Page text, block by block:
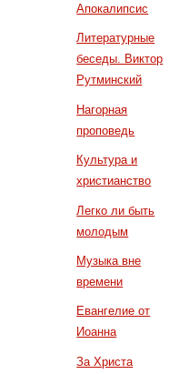
Апокалипсис
Литературные
беседы. Виктор
Рутминский
Нагорная
проповедь
Культура и
христианство
Легко ли быть
молодым
Музыка вне
времени
Евангелие от
Иоанна
За Христа